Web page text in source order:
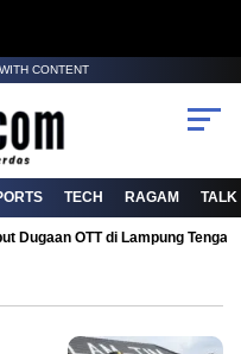
CONTENT
TECH RAGAM TALK
Dugaan OTT di Lampung